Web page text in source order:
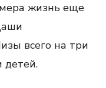
жизнь еще
всего на три
детей.